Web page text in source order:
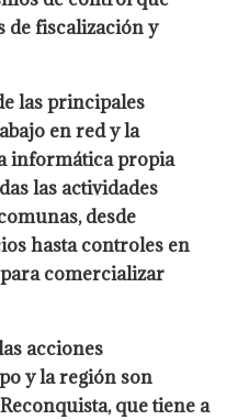
de fiscalización y
las principales
en red y la
informática propia
las actividades
desde
hasta controles en
comercializar
acciones
y la región son
que tiene a